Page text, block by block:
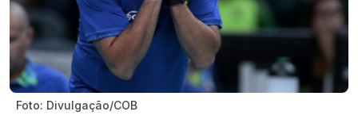
Foto: Divulgação/COB